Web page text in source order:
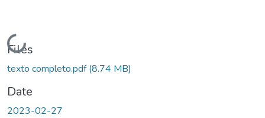
Loading...
Files
texto completo.pdf(8.74 MB)
Date
2023-02-27